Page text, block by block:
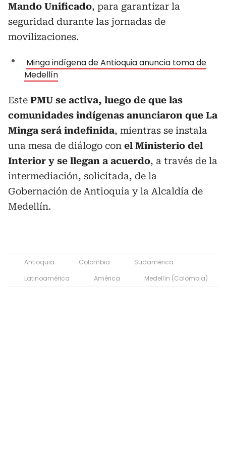
Mando Unificado, para garantizar la
seguridad durante las jornadas de
movilizaciones.
Minga indígena de Antioquia anuncia toma de
Medellín
Este PMU se activa, luego de que las
comunidades indígenas anunciaron que La
Minga será indefinida, mientras se instala
una mesa de diálogo con el Ministerio del
Interior y se llegan a acuerdo, a través de la
intermediación, solicitada, de la
Gobernación de Antioquia y la Alcaldía de
Medellín.
Antioquia Colombia
Sudamérica
Latinoamérica
América Medellín (Colombia)